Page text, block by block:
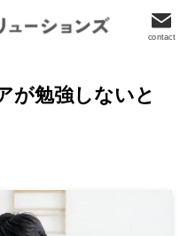
contact
が勉強しないと